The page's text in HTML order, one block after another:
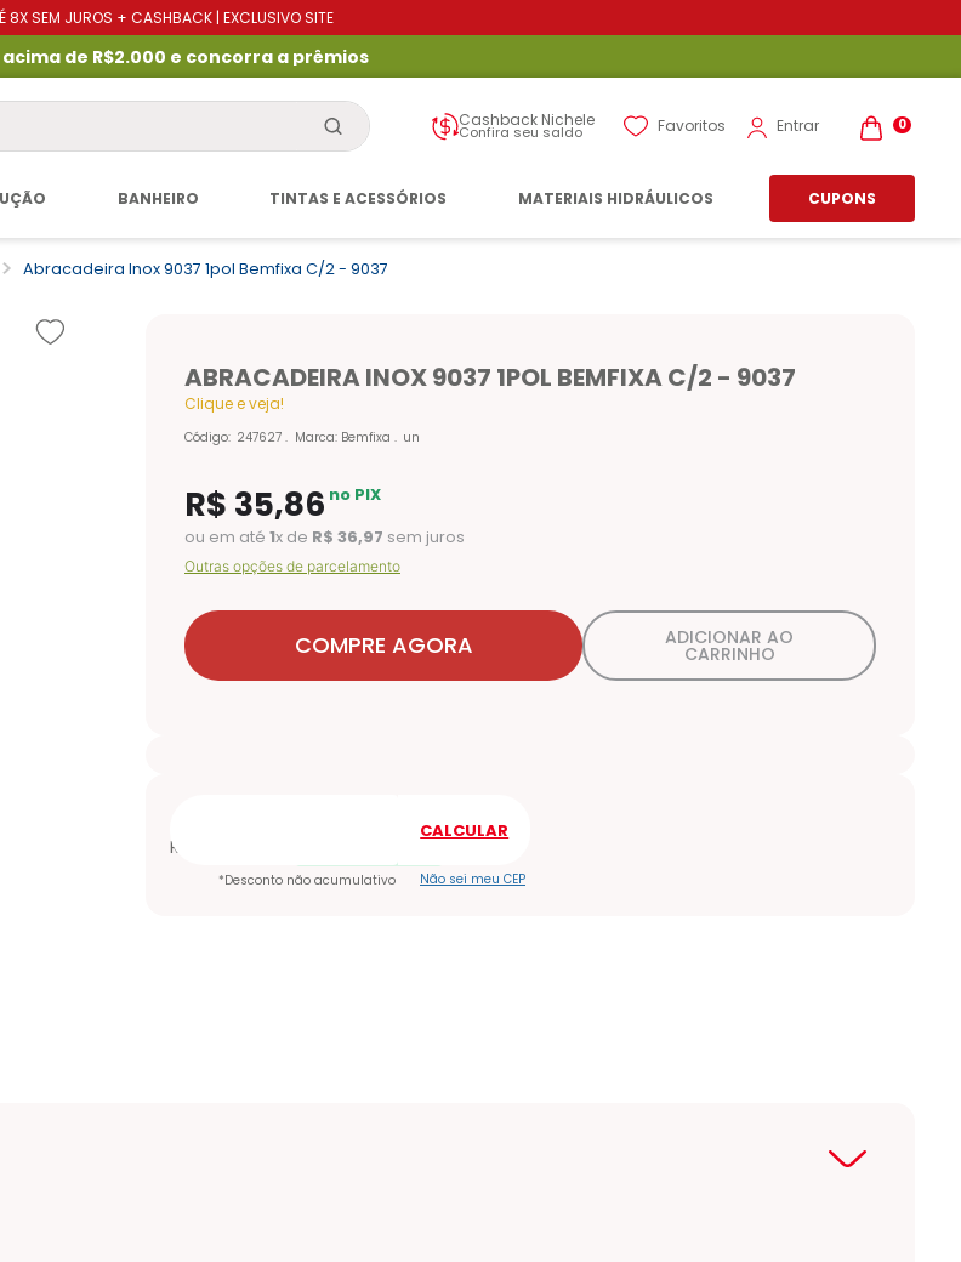
8X SEM JUROS + CASHBACK | EXCLUSIVO SITE
de R$2.000 e concorra a prêmios
Cashback Nichele
Confira seu saldo Favoritos Entrar 0
BANHEIRO TINTAS E ACESSÓRIOS MATERIAIS HIDRÁULICOS CUPONS
Abracadeira Inox 9037 1pol Bemfixa C/2 - 9037
ABRACADEIRA INOX 9037 1POL BEMFIXA C/2 - 9037
Clique e veja!
Código: 247627 Marca: Bemfixa un
R$ 35,86 no PIX
ou em até 1x de R$ 36,97 sem juros
Outras opções de parcelamento
COMPRE AGORA ADICIONAR AO
CARRINHO
Não sei meu CEP